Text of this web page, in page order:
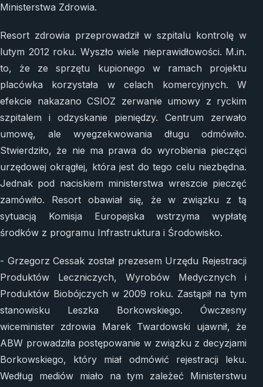
Ministerstwa Zdrowia.
Resort zdrowia przeprowadził w szpitalu kontrolę w
lutym 2012 roku. Wyszło wiele nieprawidłowości. M.in.
to, że ze sprzętu kupionego w ramach projektu
placówka korzystała w celach komercyjnych. W
efekcie nakazano CSIOZ zerwanie umowy z ryckim
szpitalem i odzyskanie pieniędzy. Centrum zerwało
umowę, ale wyegzekwowania długu odmówiło.
Stwierdziło, że nie ma prawa do wyrobienia pieczęci
urzędowej okrągłej, która jest do tego celu niezbędna.
Jednak pod naciskiem ministerstwa wreszcie pieczęć
zamówiło. Resort obawiał się, że w związku z tą
sytuacją Komisja Europejska wstrzyma wypłatę
środków z programu Infrastruktura i Środowisko.
- Grzegorz Cessak został prezesem Urzędu Rejestracji
Produktów Leczniczych, Wyrobów Medycznych i
Produktów Biobójczych w 2009 roku. Zastąpił na tym
stanowisku Leszka Borkowskiego. Ówczesny
wiceminister zdrowia Marek Twardowski ujawnił, że
ABW prowadziła postępowanie w związku z decyzjami
Borkowskiego, który miał odmówić rejestracji leku.
Według mediów miało na tym zależeć Ministerstwu